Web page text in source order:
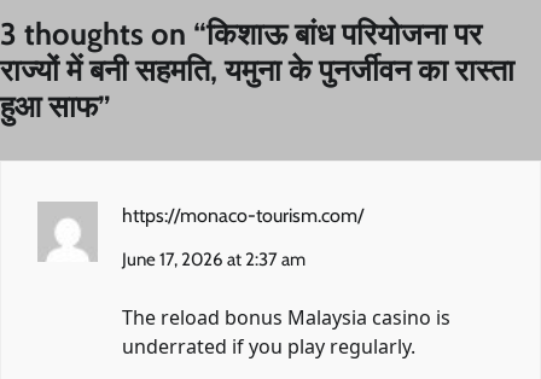
3 thoughts on “किशाऊ बांध परियोजना पर
राज्यों में बनी सहमति, यमुना के पुनर्जीवन का रास्ता
हुआ साफ”
https://monaco-tourism.com/
June 17, 2026 at 2:37 am
The reload bonus Malaysia casino is
underrated if you play regularly.